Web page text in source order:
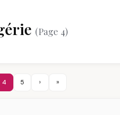
(Page 4)
4 5 › »